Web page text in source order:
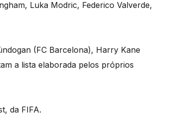
Luka Modric, Federico Valverde,
(FC Barcelona), Harry Kane
a lista elaborada pelos próprios
da FIFA.